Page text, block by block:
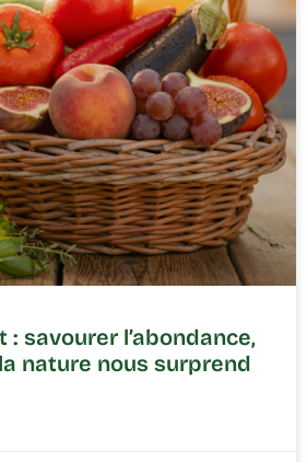
: savourer l’abondance,
nature nous surprend